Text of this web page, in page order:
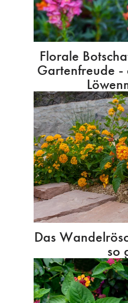
Florale
Gartenfreude -
Das
so